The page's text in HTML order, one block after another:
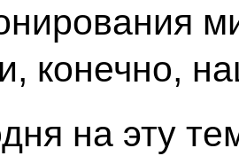
конечно,
на эту